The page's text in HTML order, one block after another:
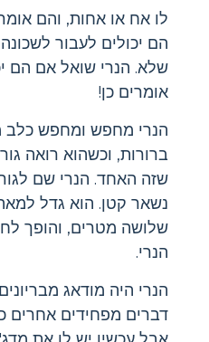
לו אח או אחות, והם
הם יכולים לעבור
שלא. הנרי שואל אם הם
אומרים כן!
הנרי מחפש ומחפש כלב
ברורות, וכשהוא רואה
שזה האחד. הנרי שם
נשאר קטן. הוא גדל
שלושה מטרים, והופך
הנרי.
הנרי היה מודאג
דברים מפחידים אחרים